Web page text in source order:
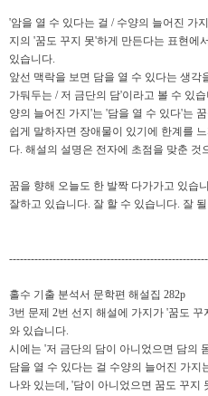
'암을 열 수 있다는 걸 / 수양의 늘어진 가
지의 '꿈도 꾸지 못'하게 만든다는 표현에
있습니다.
앞선 맥락을 보면 담을 열 수 있다는 생각
가둬두는 / 저 금단의 담'이라고 볼 수 있
양의 늘어진 가지'는 '담을 열 수 있다'는
쉽게 말하자면 장애물이 있기에 한계를
다. 해설의 설명은 전자에 초점을 맞춘 것
꿈을 향해 오늘도 한 발짝 다가가고 있습
잘하고 있습니다. 잘 할 수 있습니다. 잘
홀수 기출 분석서 문학편 해설집 282p
3번 문제 2번 선지 해설에 가지가 '꿈도
와 있습니다.
시에는 '저 금단의 담이 아니었으면 담의
담을 열 수 있다는 걸 수양의 늘어진 가지
나와 있는데, '담이 아니었으면 꿈도 꾸지